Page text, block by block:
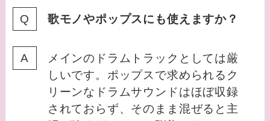
歌モノやポップスにも使えますか？
メインのドラムトラックとしては厳
しいです。ポップスで求められるク
リーンなドラムサウンドはほぼ収録
されておらず、そのまま混ぜると主